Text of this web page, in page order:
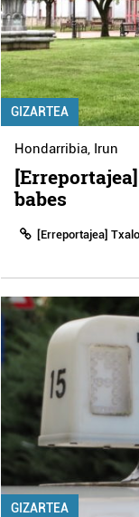
GIZARTEA
Hondarribia, Irun
babes
[Erreportajea]
GIZARTEA